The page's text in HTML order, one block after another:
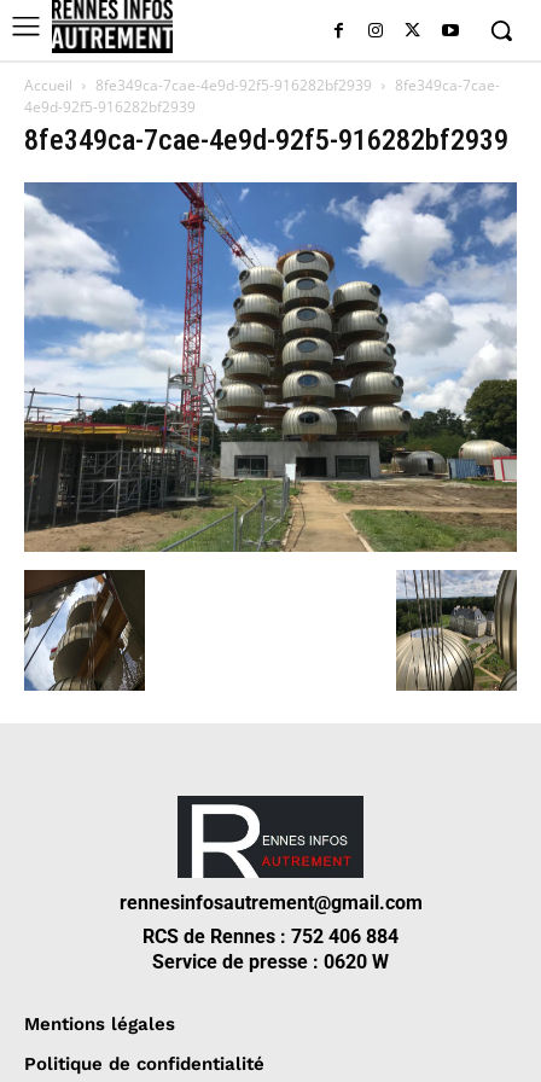
Accueil 8fe349ca-7cae-4e9d-92f5-916282bf2939
8fe349ca-7cae-
4e9d-92f5-916282bf2939
8fe349ca-7cae-4e9d-92f5-916282bf2939
rennesinfosautrement@gmail.com
RCS de Rennes : 752 406 884
Service de presse : 0620 W
Mentions légales
Politique de confidentialité